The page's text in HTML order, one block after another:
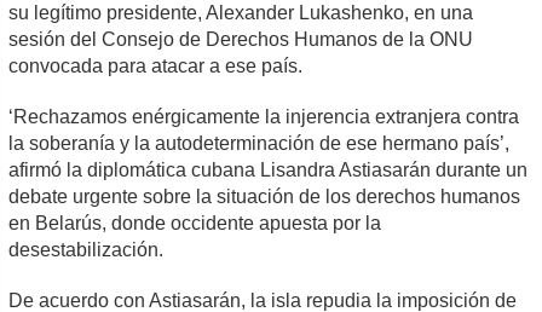
su legítimo presidente, Alexander Lukashenko, en una
sesión del Consejo de Derechos Humanos de la ONU
convocada para atacar a ese país.
‘Rechazamos enérgicamente la injerencia extranjera contra
la soberanía y la autodeterminación de ese hermano país’,
afirmó la diplomática cubana Lisandra Astiasarán durante un
debate urgente sobre la situación de los derechos humanos
en Belarús, donde occidente apuesta por la
desestabilización.
De acuerdo con Astiasarán, la isla repudia la imposición de